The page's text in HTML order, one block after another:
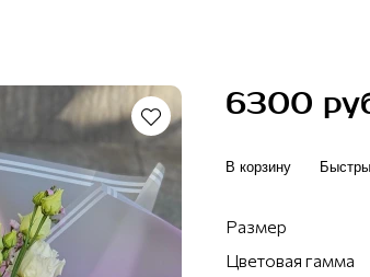
6300
В корзину
Размер
Цветовая гамма